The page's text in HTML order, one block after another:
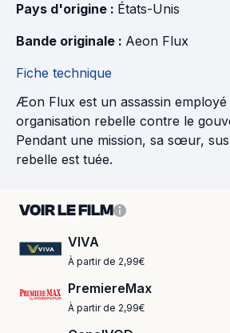
Pays d'origine : États-Unis
Bande originale : Aeon Flux
Fiche technique
Æon Flux est un assassin
organisation rebelle contre le
Pendant une mission, sa sœur,
rebelle est tuée.
VOIR LE FILM
VIVA
À partir de 2,99€
PremiereMax
À partir de 2,99€